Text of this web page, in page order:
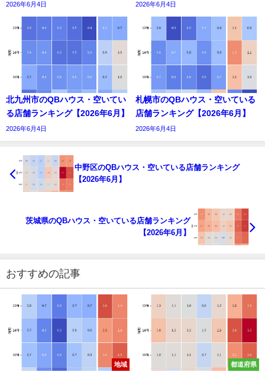
2026年6月4日 2026年6月4日
北九州市のQBハウス・空いてい
る店舗ランキング【2026年6月】
2026年6月4日
札幌市のQBハウス・空いている
店舗ランキング【2026年6月】
2026年6月4日
中野区のQBハウス・空いている店舗ランキング
【2026年6月】
茨城県のQBハウス・空いている店舗ランキング
【2026年6月】
おすすめの記事
地域 都道府県